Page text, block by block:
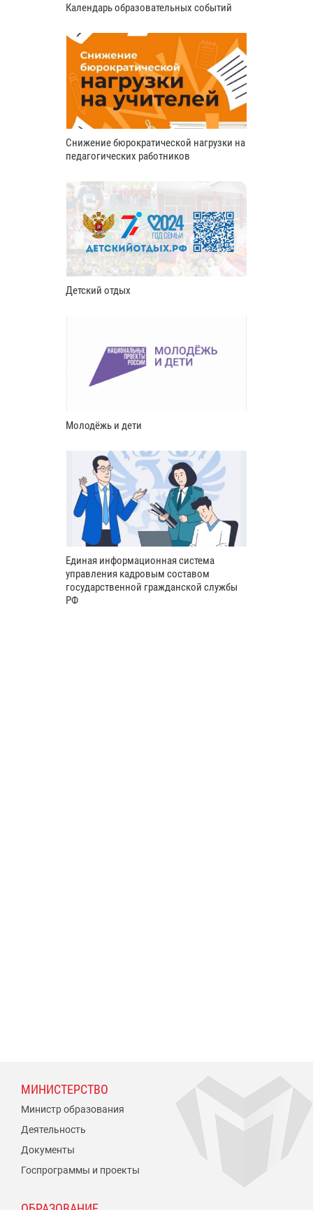
Календарь образовательных событий
Снижение бюрократической нагрузки на
педагогических работников
Детский отдых
Молодёжь и дети
Единая информационная система
управления кадровым составом
государственной гражданской службы
РФ
МИНИСТЕРСТВО
Министр образования
Деятельность
Документы
Госпрограммы и проекты